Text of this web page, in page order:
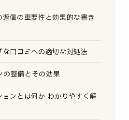
返信の重要性と効果的な書き
な口コミへの適切な対処法
の整備とその効果
ョンとは何か わかりやすく解